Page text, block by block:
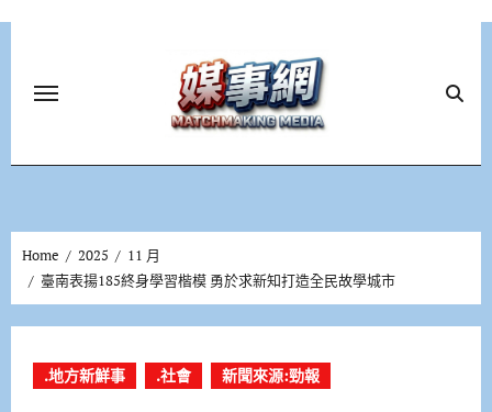
Home 2025
11 月
臺南表揚185終身學習楷模 勇於求新知打造全民故學城市
.地方新鮮事 .社會 新聞來源:勁報